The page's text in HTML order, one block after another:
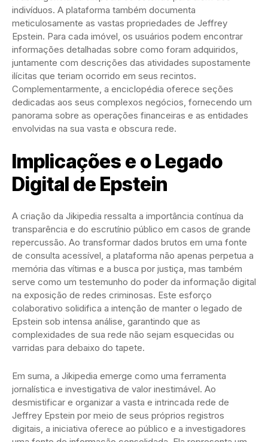
indivíduos. A plataforma também documenta
meticulosamente as vastas propriedades de Jeffrey
Epstein. Para cada imóvel, os usuários podem encontrar
informações detalhadas sobre como foram adquiridos,
juntamente com descrições das atividades supostamente
ilícitas que teriam ocorrido em seus recintos.
Complementarmente, a enciclopédia oferece seções
dedicadas aos seus complexos negócios, fornecendo um
panorama sobre as operações financeiras e as entidades
envolvidas na sua vasta e obscura rede.
Implicações e o Legado
Digital de Epstein
A criação da Jikipedia ressalta a importância contínua da
transparência e do escrutínio público em casos de grande
repercussão. Ao transformar dados brutos em uma fonte
de consulta acessível, a plataforma não apenas perpetua a
memória das vítimas e a busca por justiça, mas também
serve como um testemunho do poder da informação digital
na exposição de redes criminosas. Este esforço
colaborativo solidifica a intenção de manter o legado de
Epstein sob intensa análise, garantindo que as
complexidades de sua rede não sejam esquecidas ou
varridas para debaixo do tapete.
Em suma, a Jikipedia emerge como uma ferramenta
jornalística e investigativa de valor inestimável. Ao
desmistificar e organizar a vasta e intrincada rede de
Jeffrey Epstein por meio de seus próprios registros
digitais, a iniciativa oferece ao público e a investigadores